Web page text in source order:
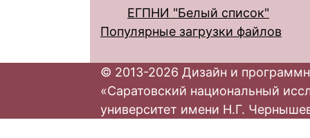
ЕГПНИ "Белый список"
Популярные загрузки файлов
© 2013-2026 Дизайн и
«Саратовский национальный
университет имени Н.Г.